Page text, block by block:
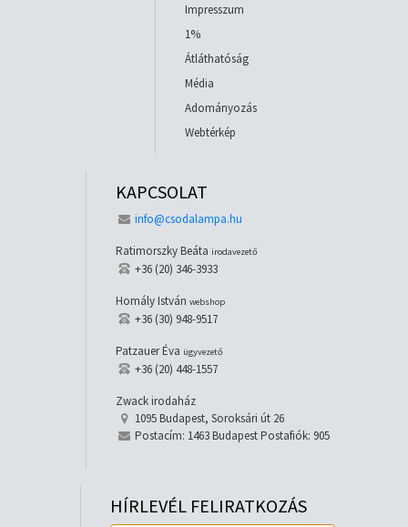
Impresszum
1%
Átláthatóság
Média
Adományozás
Webtérkép
KAPCSOLAT
info@csodalampa.hu
Ratimorszky Beáta irodavezető
+36 (20) 346-3933
Homály István webshop
+36 (30) 948-9517
Patzauer Éva ügyvezető
+36 (20) 448-1557
Zwack irodaház
1095 Budapest, Soroksári út 26
Postacím: 1463 Budapest Postafiók: 905
HÍRLEVÉL FELIRATKOZÁS